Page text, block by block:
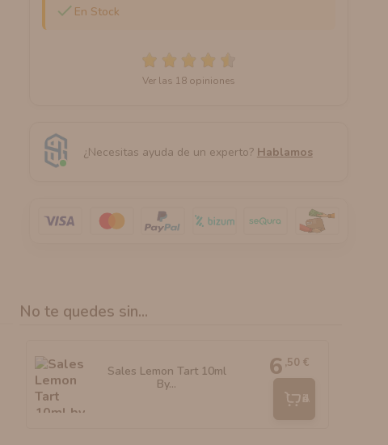
 En Stock
Ver las 18 opiniones
¿Necesitas ayuda de un experto? Hablamos
No te quedes sin...
Sales Lemon Tart 10ml
By...
6 ,50 €
Añadir